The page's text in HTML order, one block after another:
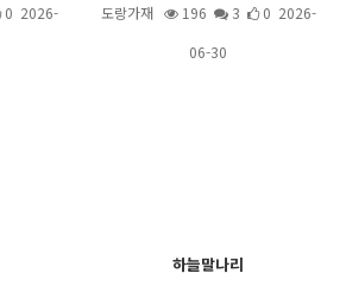
0 2026-
도랑가재 196 3
0 2026-
06-30
하늘말나리